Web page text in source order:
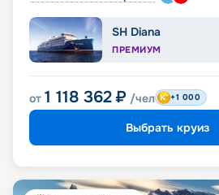
SH Diana
ПРЕМИУМ
от 1 118 362 ₽ /чел +1 000
Выбрать круиз